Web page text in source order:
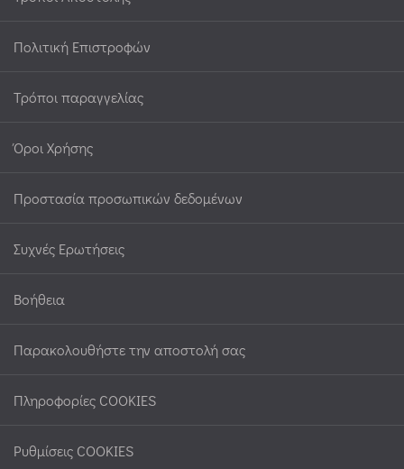
Πολιτική Επιστροφών
Τρόποι παραγγελίας
Όροι Χρήσης
Προστασία προσωπικών δεδομένων
Συχνές Ερωτήσεις
Βοήθεια
Παρακολουθήστε την αποστολή σας
Πληροφορίες COOKIES
Ρυθμίσεις COOKIES